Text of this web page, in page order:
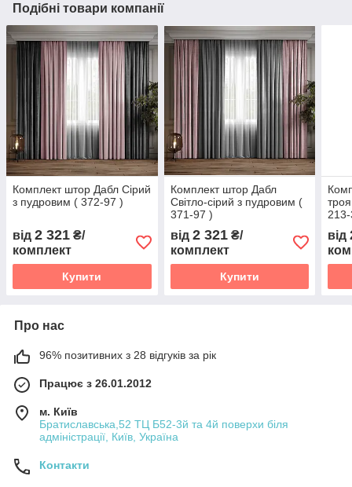
Подібні товари компанії
Комплект штор Дабл Сірий
з пудровим ( 372-97 )
від 2 321 ₴/
комплект
Купити
Комплект штор Дабл
Світло-сірий з пудровим (
371-97 )
від 2 321₴/
комплект
Купити
від
Про нас
96% позитивних з 28 відгуків за рік
Працює з 26.01.2012
м. Київ
Братиславська,52 ТЦ Б52-3й та 4й поверхи біля
адміністрації, Київ, Україна
Контакти